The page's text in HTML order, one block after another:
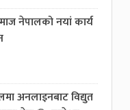
नेपालको नयां कार्य
अनलाइनबाट विद्युत